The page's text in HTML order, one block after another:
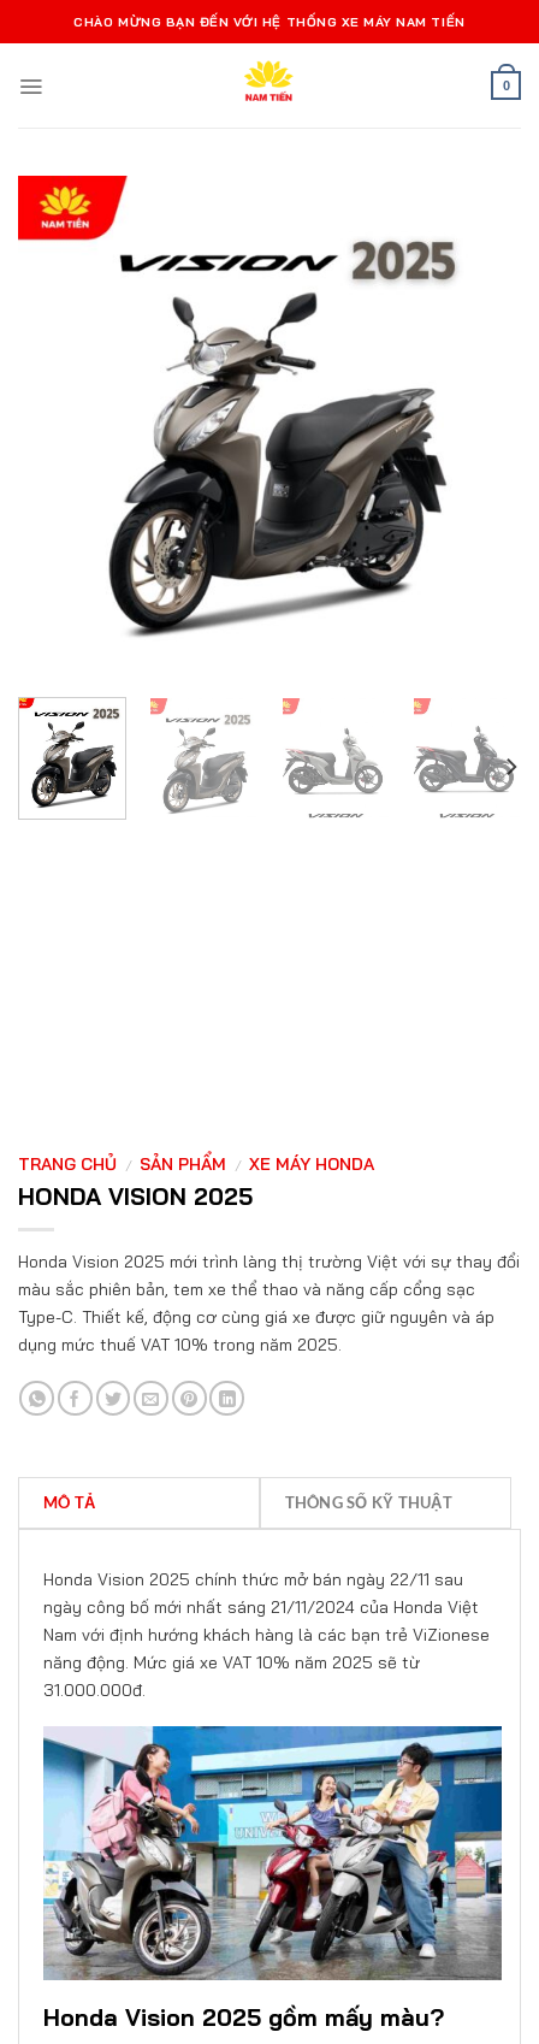
qua
dung
CHÀO MỪNG BẠN ĐẾN VỚI HỆ THỐNG XE MÁY NAM TIẾN
0
TRANG CHỦ / SẢN PHẨM / XE MÁY HONDA
HONDA VISION 2025
Honda Vision 2025 mới trình làng thị trường Việt với sự thay đổi
màu sắc phiên bản, tem xe thể thao và năng cấp cổng sạc
Type-C. Thiết kế, động cơ cùng giá xe được giữ nguyên và áp
dụng mức thuế VAT 10% trong năm 2025.
MÔ TẢ THÔNG SỐ KỸ THUẬT
Honda Vision 2025 chính thức mở bán ngày 22/11 sau
ngày công bố mới nhất sáng 21/11/2024 của Honda Việt
Nam với định hướng khách hàng là các bạn trẻ ViZionese
năng động. Mức giá xe VAT 10% năm 2025 sẽ từ
31.000.000đ.
Honda Vision 2025 gồm mấy màu?